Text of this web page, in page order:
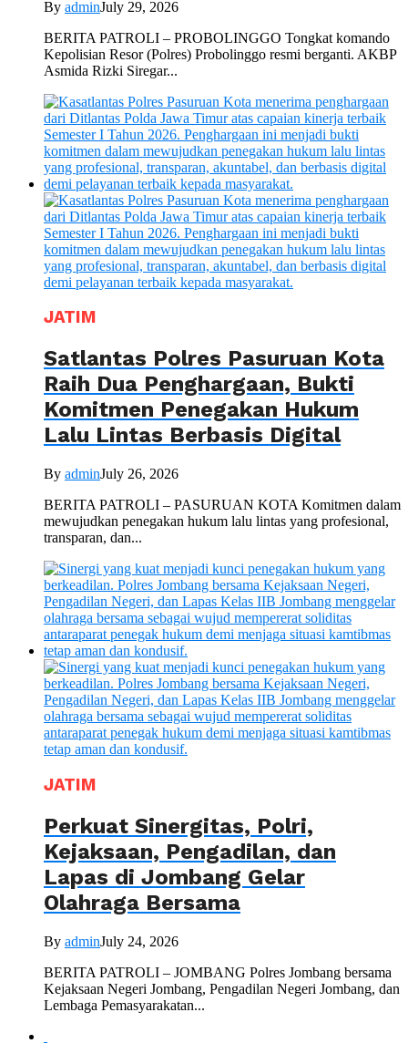
By adminJuly 29, 2026
BERITA PATROLI – PROBOLINGGO Tongkat komando
Kepolisian Resor (Polres) Probolinggo resmi berganti. AKBP
Asmida Rizki Siregar...
JATIM
Satlantas Polres Pasuruan Kota
Raih Dua Penghargaan, Bukti
Komitmen Penegakan Hukum
Lalu Lintas Berbasis Digital
By adminJuly 26, 2026
BERITA PATROLI – PASURUAN KOTA Komitmen dalam
mewujudkan penegakan hukum lalu lintas yang profesional,
transparan, dan...
JATIM
Perkuat Sinergitas, Polri,
Kejaksaan, Pengadilan, dan
Lapas di Jombang Gelar
Olahraga Bersama
By adminJuly 24, 2026
BERITA PATROLI – JOMBANG Polres Jombang bersama
Kejaksaan Negeri Jombang, Pengadilan Negeri Jombang, dan
Lembaga Pemasyarakatan...